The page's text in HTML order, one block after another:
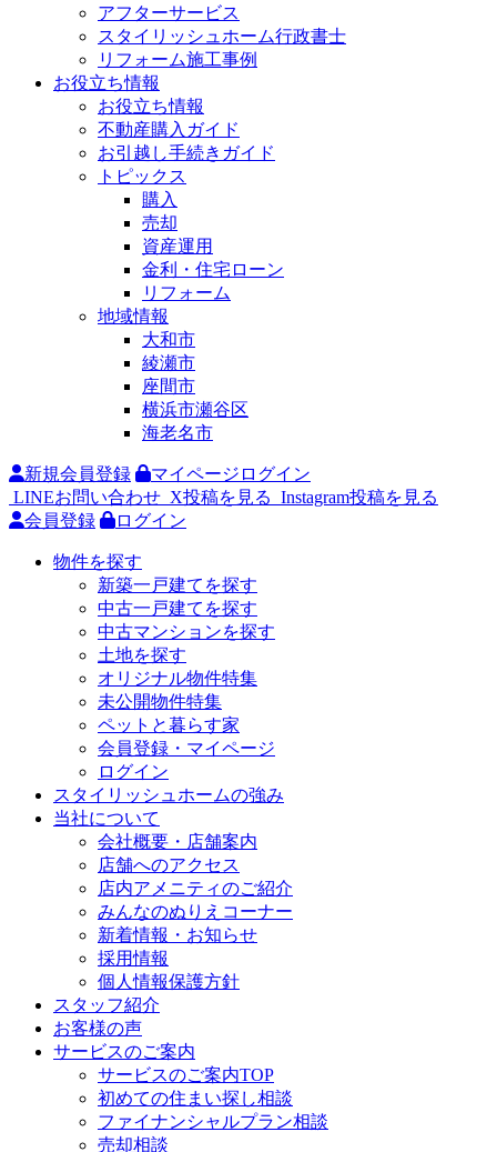
アフターサービス
スタイリッシュホーム行政書士
リフォーム施工事例
お役立ち情報
お役立ち情報
不動産購入ガイド
お引越し手続きガイド
トピックス
購入
売却
資産運用
金利・住宅ローン
リフォーム
地域情報
大和市
綾瀬市
座間市
横浜市瀬谷区
海老名市
新規会員登録
マイページログイン
LINEお問い合わせ X投稿を見る Instagram投稿を見る
会員登録
ログイン
物件を探す
新築一戸建てを探す
中古一戸建てを探す
中古マンションを探す
土地を探す
オリジナル物件特集
未公開物件特集
ペットと暮らす家
会員登録・マイページ
ログイン
スタイリッシュホームの強み
当社について
会社概要・店舗案内
店舗へのアクセス
店内アメニティのご紹介
みんなのぬりえコーナー
新着情報・お知らせ
採用情報
個人情報保護方針
スタッフ紹介
お客様の声
サービスのご案内
サービスのご案内TOP
初めての住まい探し相談
ファイナンシャルプラン相談
売却相談